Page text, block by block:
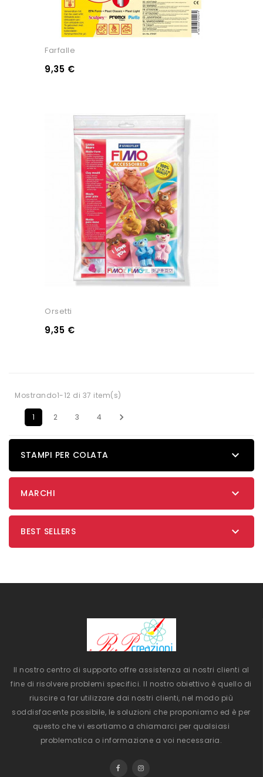
Farfalle
9,35 €
Orsetti
9,35 €
Mostrando1-12 di 37 item(s)
1 2 3 4 
STAMPI PER COLATA 
MARCHI 
BEST SELLERS 
Il nostro centro di supporto offre assistenza ai nostri clienti al
fine di risolvere problemi specifici. Il nostro obiettivo è quello di
riuscire a far utilizzare dai nostri clienti, nel modo più
soddisfacente possibile, le soluzioni che proponiamo ed è per
questo che vi esortiamo a chiamarci per qualsiasi
problematica o informazione a voi necessaria.